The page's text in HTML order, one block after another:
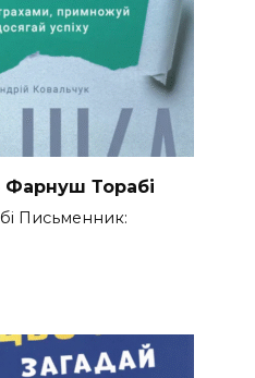
Фарнуш Торабі
Письменник: